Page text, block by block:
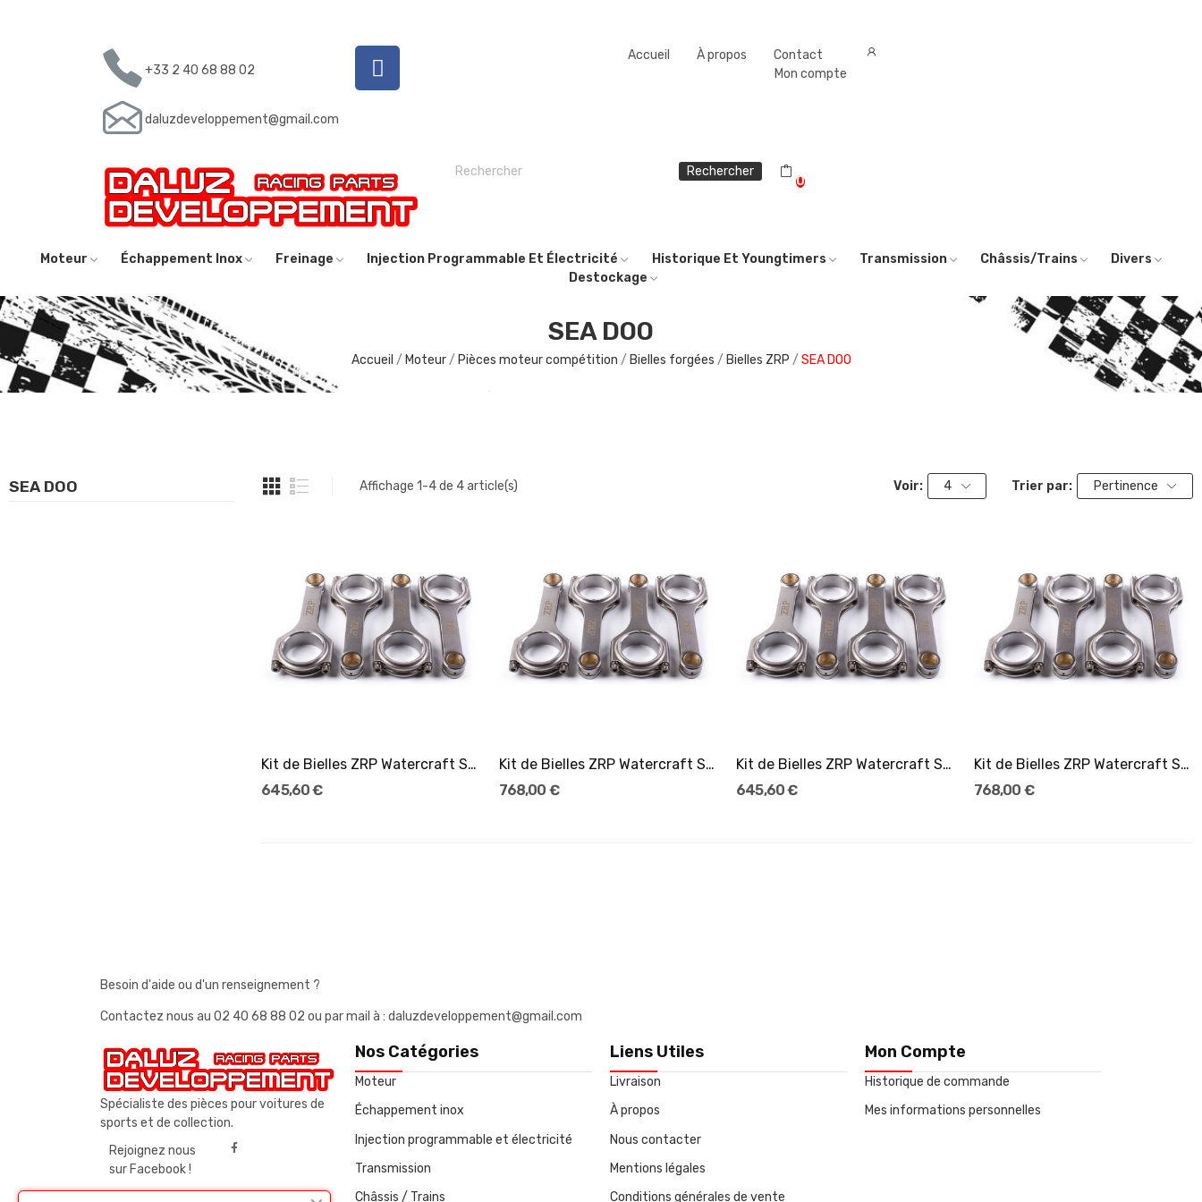
+33 2 40 68 88 02
daluzdeveloppement@gmail.com
Accueil À propos
Contact
Mon compte
Rechercher
0
Moteur Échappement Inox Freinage Injection Programmable Et Électricité Historique Et Youngtimers Transmission Châssis/Trains
Divers
Destockage
SEA DOO
Accueil Moteur Pièces moteur compétition Bielles forgées Bielles ZRP SEA DOO
SEA DOO Affichage 1-4 de 4 article(s) Voir: 4 Trier par: Pertinence
Kit de Bielles ZRP Watercraft Sea Doo 1630 RXP...
645,60 €
Kit de Bielles ZRP Watercraft Sea Doo 1500 RXP...
768,00 €
Kit de Bielles ZRP Watercraft Sea Doo 1500 RXP...
645,60 €
Kit de Bielles ZRP Watercraft Sea Doo 1630 RXP...
768,00 €
Besoin d'aide ou d'un renseignement ?
Contactez nous au 02 40 68 88 02 ou par mail à : daluzdeveloppement@gmail.com
Spécialiste des pièces pour voitures de
sports et de collection.
Rejoignez nous
sur Facebook !
Nos Catégories
Moteur
Échappement inox
Injection programmable et électricité
Transmission
Châssis / Trains
Liens Utiles
Livraison
À propos
Nous contacter
Mentions légales
Conditions générales de vente
Mon Compte
Historique de commande
Mes informations personnelles